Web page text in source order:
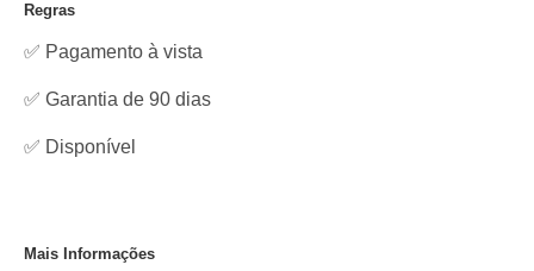
Regras
✅ Pagamento à vista
✅ Garantia de 90 dias
✅ Disponível
Mais Informações